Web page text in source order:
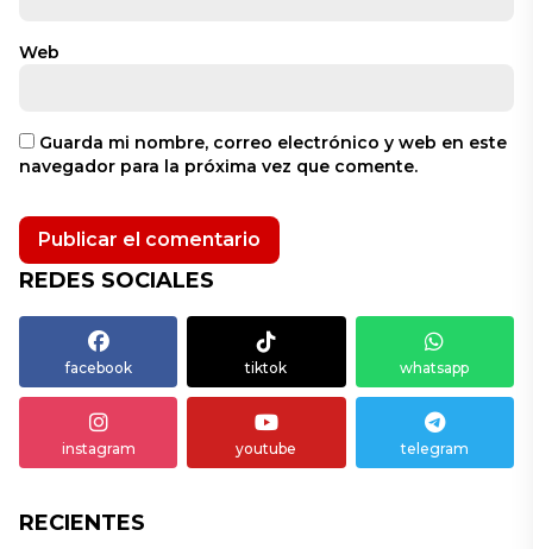
Web
Guarda mi nombre, correo electrónico y web en este
navegador para la próxima vez que comente.
REDES SOCIALES
facebook tiktok whatsapp
instagram youtube telegram
RECIENTES